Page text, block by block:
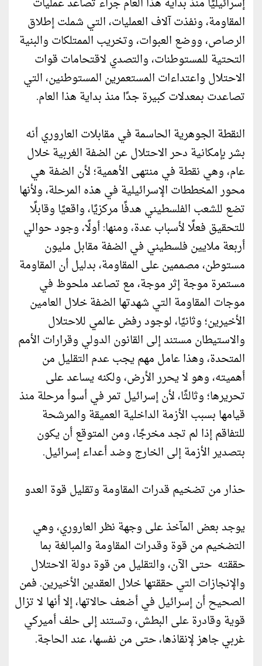
المقاومة، ونفذت آلاف العمليات، التي شملت إطلاق
الرصاص، ووضع العبوات، وتخريب الممتلكات والبنية
التحتية للمستوطنات، والتصدي لاقتحامات قوات
الاحتلال واعتداءات المستعمرين المستوطنين، التي
تصاعدت بمعدلات كبيرة جدًا منذ بداية هذا العام.
النقطة الجوهرية الحاسمة في مقابلات العاروري أنه
بشر بإمكانية دحر الاحتلال عن الضفة الغربية خلال
عام، وهي نقطة في منتهى الأهمية؛ لأن الضفة هي
محور المخططات الإسرائيلية في هذه المرحلة، ولأنها
تضع للشعب الفلسطيني هدفًا مركزيًا، واقعيًا وقابلًا
للتحقيق فعلًا لأسباب عدة، ومنها: أولًا، وجود حوالي
أربعة ملايين فلسطيني في الضفة مقابل مليون
مستوطن، مصممين على المقاومة، بدليل أن المقاومة
مستمرة موجة إثر موجة، مع تصاعد ملحوظ في
موجات المقاومة التي شهدتها الضفة خلال العامين
الأخيرين؛ وثانيًا، لوجود رفض عالمي للاحتلال
والاستيطان مستند إلى القانون الدولي وقرارات الأمم
المتحدة، وهذا عامل مهم يجب عدم التقليل من
أهميته، وهو لا يحرر الأرض، ولكنه يساعد على
تحريرها؛ وثالثًا، لأن إسرائيل تمر في أسوأ مرحلة منذ
قيامها بسبب الأزمة الداخلية العميقة والمرشحة
للتفاقم إذا لم تجد مخرجًا، ومن المتوقع أن يكون
بتصدير الأزمة إلى الخارج وضد أعداء إسرائيل.
حذار من تضخيم قدرات المقاومة وتقليل قوة العدو
يوجد بعض المآخذ على وجهة نظر العاروري، وهي
التضخيم من قوة وقدرات المقاومة والمبالغة بما
حققته حتى الآن، والتقليل من قوة دولة الاحتلال
والإنجازات التي حققتها خلال العقدين الأخيرين. فمن
الصحيح أن إسرائيل في أضعف حالاتها، إلا أنها لا تزال
قوية وقادرة على البطش، وتستند إلى حلف أميركي
غربي جاهز لإنقاذها، حتى من نفسها، عند الحاجة.